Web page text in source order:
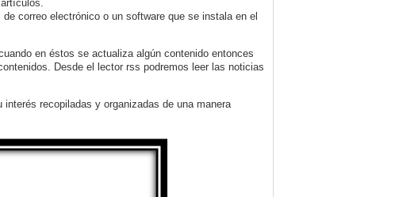
correo electrónico o un software que se instala en el
en éstos se actualiza algún contenido entonces
Desde el lector rss podremos leer las noticias
recopiladas y organizadas de una manera